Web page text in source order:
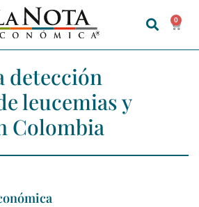
0
detección
leucemias y
Colombia